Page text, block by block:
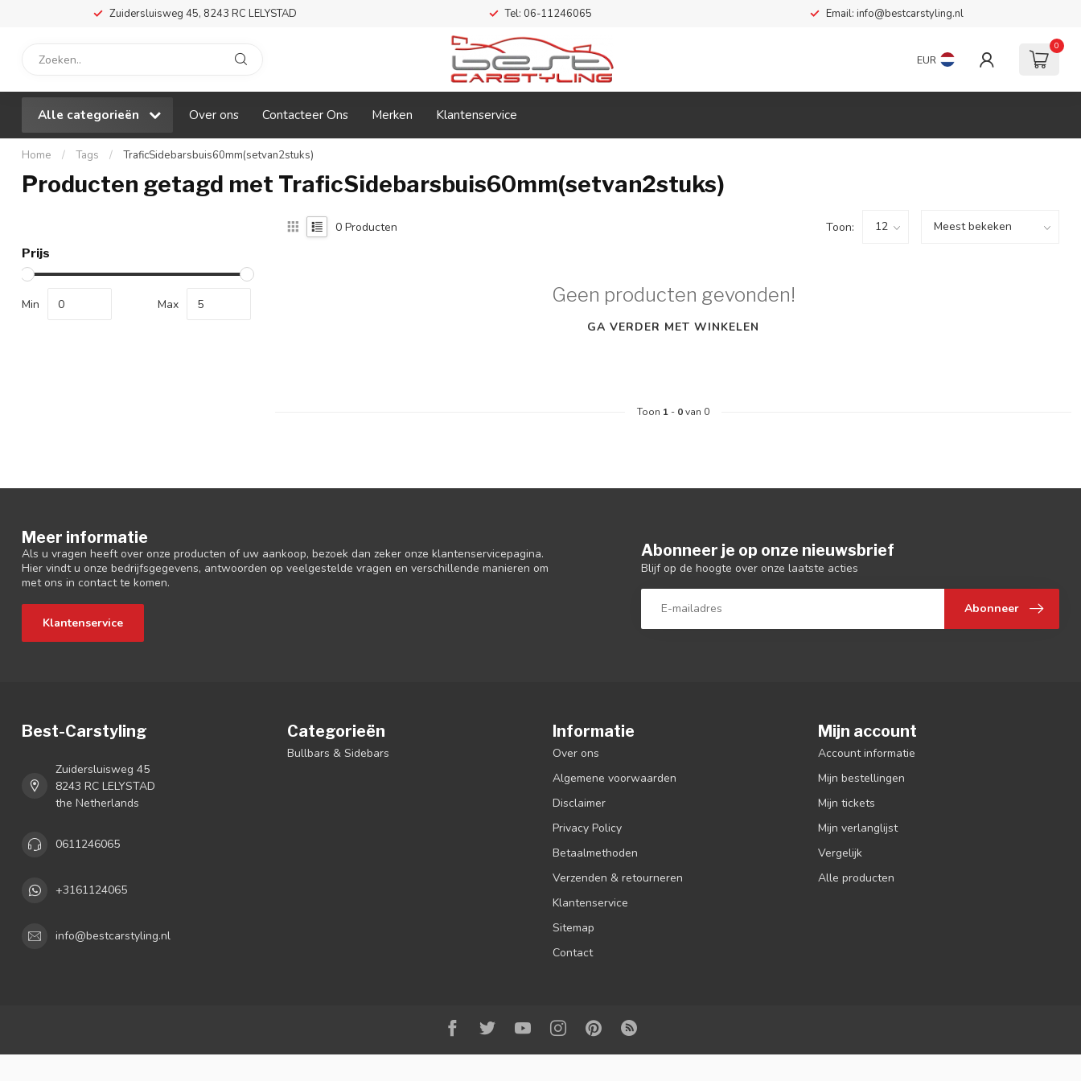
Zuidersluisweg 45, 8243 RC LELYSTAD Tel: 06-11246065 Email: info@bestcarstyling.nl
EUR
0
Alle categorieën Over ons Contacteer Ons Merken Klantenservice
Home / Tags / TraficSidebarsbuis60mm(setvan2stuks)
Producten getagd met TraficSidebarsbuis60mm(setvan2stuks)
Prijs
Min Max
0 Producten Toon:
Geen producten gevonden!
GA VERDER MET WINKELEN
Toon 1 - 0van 0
Meer informatie
Als u vragen heeft over onze producten of uw aankoop, bezoek dan zeker onze klantenservicepagina.
Hier vindt u onze bedrijfsgegevens, antwoorden op veelgestelde vragen en verschillende manieren om
met ons in contact te komen.
Klantenservice
Abonneer je op onze nieuwsbrief
Blijf op de hoogte over onze laatste acties
Abonneer
Best-Carstyling
Zuidersluisweg 45
8243 RC LELYSTAD
the Netherlands
0611246065
+3161124065
info@bestcarstyling.nl
Categorieën
Bullbars & Sidebars
Informatie
Over ons
Algemene voorwaarden
Disclaimer
Privacy Policy
Betaalmethoden
Verzenden & retourneren
Klantenservice
Sitemap
Contact
Mijn account
Account informatie
Mijn bestellingen
Mijn tickets
Mijn verlanglijst
Vergelijk
Alle producten